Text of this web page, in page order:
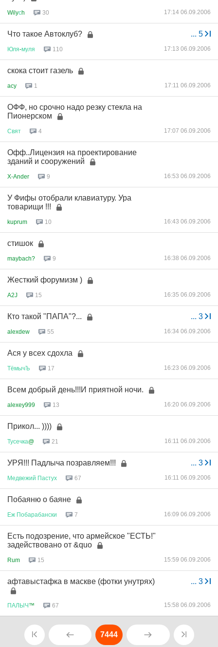
Wilyсh 30 17:14 06.09.2006
... 5
Что такое Автоклуб?
Юля-муля 110 17:13 06.09.2006
скока стоит газель
acy 1 17:11 06.09.2006
ОФФ, но срочно надо резку стекла на
Пионерском
Свят 4 17:07 06.09.2006
Офф..Лицензия на проектирование
зданий и сооружений
X-Ander 9 16:53 06.09.2006
У Фифы отобрали клавиатуру. Ура
товарищи !!!
kuprum 10 16:43 06.09.2006
стишок
maybach? 9 16:38 06.09.2006
Жесткий форумизм )
A2J 15 16:35 06.09.2006
... 3
Кто такой "ПАПА"?...
alexdew 55 16:34 06.09.2006
Ася у всех сдохла
ТёмычЪ 17 16:23 06.09.2006
Всем добрый день!!!И приятной ночи.
alexey999 13 16:20 06.09.2006
Прикол... ))))
Тусечка@ 21 16:11 06.09.2006
... 3
УРЯ!!! Падлыча позравляем!!!
Медвежий Пастух 67 16:11 06.09.2006
Побаяню о баяне
Еж Побарабански 7 16:09 06.09.2006
Есть подозрение, что армейское "ЕСТЬ!"
задействовано от &quo
Rum 15 15:59 06.09.2006
... 3
афтавыстафка в маскве (фотки унутрях)
ПАЛЫЧ™ 67 15:58 06.09.2006
7444